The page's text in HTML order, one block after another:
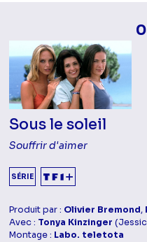
Sous le soleil
Souffrir d'aimer
SÉRIE
Produit par : Olivier Bremond,
Avec : Tonya Kinzinger
Montage : Labo. teletota